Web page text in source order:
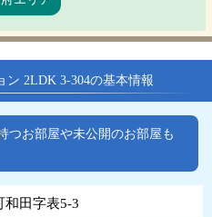
ン 2LDK 3-304の基本情報
つお部屋や未公開のお部屋も
和田字表5-3